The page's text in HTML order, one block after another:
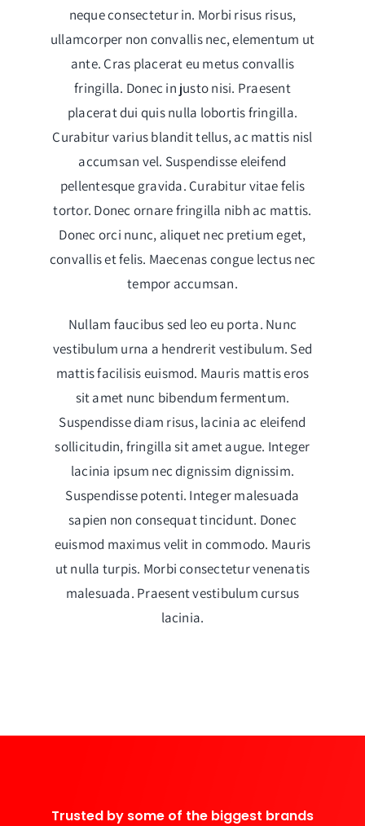
neque consectetur in. Morbi risus risus,
ullamcorper non convallis nec, elementum ut
ante. Cras placerat eu metus convallis
fringilla. Donec in justo nisi. Praesent
placerat dui quis nulla lobortis fringilla.
Curabitur varius blandit tellus, ac mattis nisl
accumsan vel. Suspendisse eleifend
pellentesque gravida. Curabitur vitae felis
tortor. Donec ornare fringilla nibh ac mattis.
Donec orci nunc, aliquet nec pretium eget,
convallis et felis. Maecenas congue lectus nec
tempor accumsan.
Nullam faucibus sed leo eu porta. Nunc
vestibulum urna a hendrerit vestibulum. Sed
mattis facilisis euismod. Mauris mattis eros
sit amet nunc bibendum fermentum.
Suspendisse diam risus, lacinia ac eleifend
sollicitudin, fringilla sit amet augue. Integer
lacinia ipsum nec dignissim dignissim.
Suspendisse potenti. Integer malesuada
sapien non consequat tincidunt. Donec
euismod maximus velit in commodo. Mauris
ut nulla turpis. Morbi consectetur venenatis
malesuada. Praesent vestibulum cursus
lacinia.
Trusted by some of the biggest brands